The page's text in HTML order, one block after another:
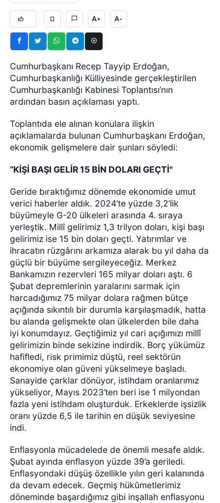
A+ A-
Cumhurbaşkanı Recep Tayyip Erdoğan,
Cumhurbaşkanlığı Külliyesinde gerçekleştirilen
Cumhurbaşkanlığı Kabinesi Toplantısı’nın
ardından basın açıklaması yaptı.
Toplantıda ele alınan konulara ilişkin
açıklamalarda bulunan Cumhurbaşkanı Erdoğan,
ekonomik gelişmelere dair şunları söyledi:
“KİŞİ BAŞI GELİR 15 BİN DOLARI GEÇTİ"
Geride bıraktığımız dönemde ekonomide umut
verici haberler aldık. 2024’te yüzde 3,2’lik
büyümeyle G-20 ülkeleri arasında 4. sıraya
yerleştik. Millî gelirimiz 1,3 trilyon doları, kişi başı
gelirimiz ise 15 bin doları geçti. Yatırımlar ve
ihracatın rüzgârını arkamıza alarak bu yıl daha da
güçlü bir büyüme sergileyeceğiz. Merkez
Bankamızın rezervleri 165 milyar doları aştı. 6
Şubat depremlerinin yaralarını sarmak için
harcadığımız 75 milyar dolara rağmen bütçe
açığında sıkıntılı bir durumla karşılaşmadık, hatta
bu alanda gelişmekte olan ülkelerden bile daha
iyi konumdayız. Geçtiğimiz yıl cari açığımızı millî
gelirimizin binde sekizine indirdik. Borç yükümüz
hafifledi, risk primimiz düştü, reel sektörün
ekonomiye olan güveni yükselmeye başladı.
Sanayide çarklar dönüyor, istihdam oranlarımız
yükseliyor, Mayıs 2023’ten beri ise 1 milyondan
fazla yeni istihdam oluşturduk. Erkeklerde işsizlik
oranı yüzde 6,5 ile tarihin en düşük seviyesine
indi.
Enflasyonla mücadelede de önemli mesafe aldık.
Şubat ayında enflasyon yüzde 39’a geriledi.
Enflasyondaki düşüş özellikle yılın geri kalanında
da devam edecek. Geçmiş hükûmetlerimiz
döneminde başardığımız gibi inşallah enflasyonu